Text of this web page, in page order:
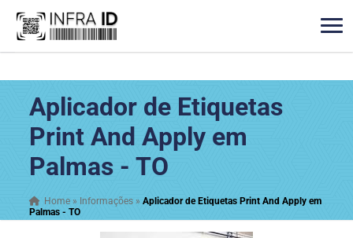
Aplicador de Etiquetas
Print And Apply em
Palmas - TO
Home » Informações »Aplicador de Etiquetas Print And Apply em
Palmas - TO